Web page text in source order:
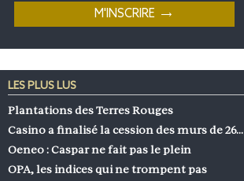
LES PLUS LUS
Plantations des Terres Rouges
Casino a finalisé la cession des murs de 26…
Oeneo : Caspar ne fait pas le plein
OPA, les indices qui ne trompent pas